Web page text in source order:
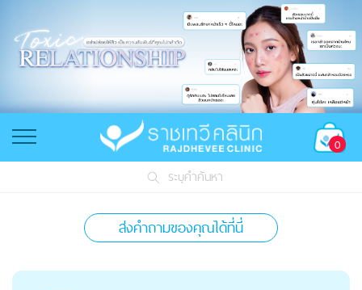
0
ระบุคำค้นหา
ส่งคำถามของคุณได้ที่นี่